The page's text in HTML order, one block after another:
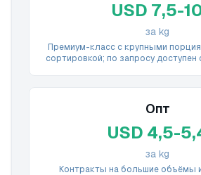
USD 7,5-
за kg
Премиум-класс с крупными
сортировкой; по запросу доступен
Опт
USD 4,5-
за kg
Контракты на большие объёмы